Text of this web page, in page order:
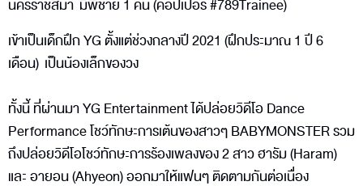
นครราชสีมา มีพี่ชาย 1 คน (คอปเปอร์ #789Trainee)
เข้าเป็นเด็กฝึก YG ตั้งแต่ช่วงกลางปี 2021 (ฝึกประมาณ 1 ปี 6
เดือน) เป็นน้องเล็กของวง
ทั้งนี้ ที่ผ่านมา YG Entertainment ได้ปล่อยวิดีโอ Dance
Performance โชว์ทักษะการเต้นของสาวๆ BABYMONSTER รวม
ถึงปล่อยวิดีโอโชว์ทักษะการร้องเพลงของ 2 สาว ฮารัม (Haram)
และ อายอน (Ahyeon) ออกมาให้แฟนๆ ติดตามกันต่อเนื่อง